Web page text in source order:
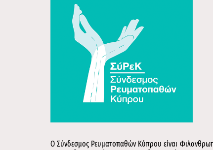
Ο Σύνδεσμος Ρευματοπαθών Κύπρου είναι